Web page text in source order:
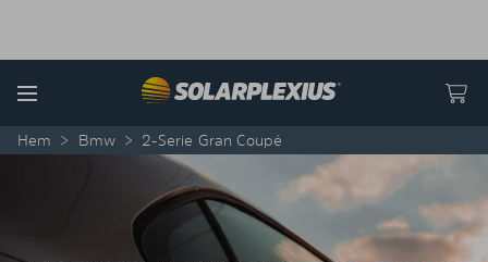
Menu
Hem > Bmw > 2-Serie Gran Coupé